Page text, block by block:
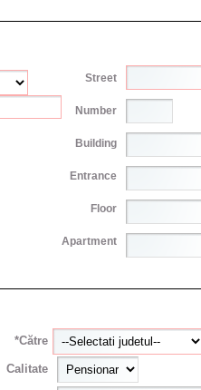
Street
Number
Building
Entrance
Floor
Apartment
*Către
Calitate